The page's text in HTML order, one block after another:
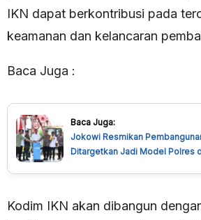
IKN dapat berkontribusi pada
keamanan dan kelancaran
Baca Juga :
Baca Juga:
Jokowi Resmikan
Ditargetkan Jadi Model Polres
Kodim IKN akan dibangun